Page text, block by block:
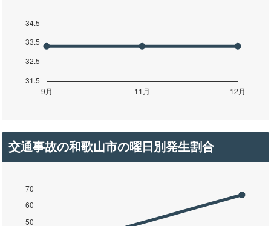
交通事故の和歌山市の曜日別発生割合